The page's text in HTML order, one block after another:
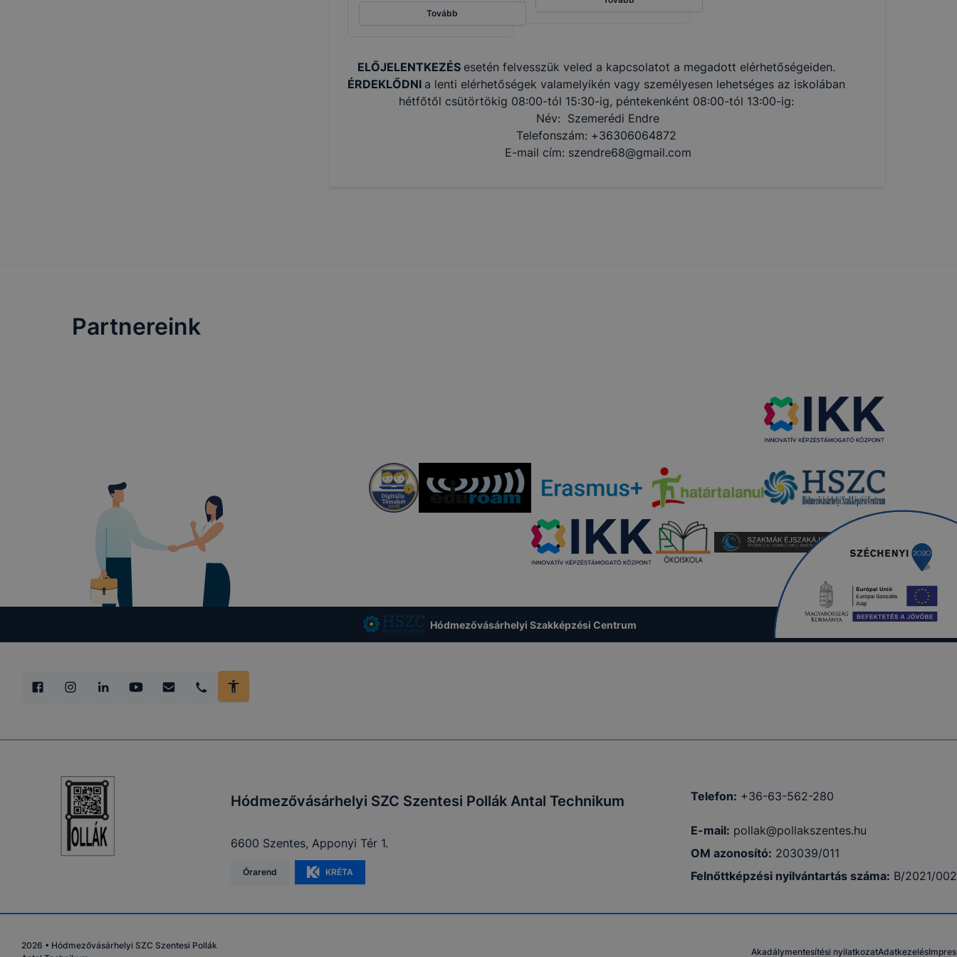
Tovább
ELŐJELENTKEZÉS esetén felvesszük veled a kapcsolatot a megadott elérhetőségeiden.
ÉRDEKLŐDNI a lenti elérhetőségek valamelyikén vagy személyesen lehetséges az iskolában
hétfőtől csütörtökig 08:00-tól 15:30-ig, péntekenként 08:00-tól 13:00-ig:
Név: Szemerédi Endre
Telefonszám: +36306064872
E-mail cím: szendre68@gmail.com
Partnereink
Hódmezővásárhelyi Szakképzési Centrum
Hódmezővásárhelyi SZC Szentesi Pollák Antal Technikum
6600 Szentes, Apponyi Tér 1.
Órarend KRÉTA
Telefon: +36-63-562-280
E-mail: pollak@pollakszentes.hu
OM azonosító: 203039/011
Felnőttképzési nyilvántartás száma: B/2021/
2026 • Hódmezővásárhelyi SZC Szentesi Pollák
Akadálymentesítési nyilatkozatAdatkezelés